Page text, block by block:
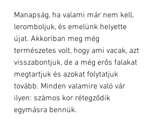
Manapság, ha valami már nem kell,
leromboljuk, és emelünk helyette
újat. Akkoriban meg még
természetes volt, hogy ami vacak, azt
visszabontjuk, de a még erős falakat
megtartjuk és azokat folytatjuk
tovább. Minden valamire való vár
ilyen: számos kor rétegződik
egymásra bennük.